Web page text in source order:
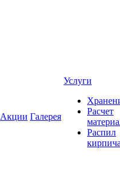
Акции Галерея
Услуги
Расчет
Распил